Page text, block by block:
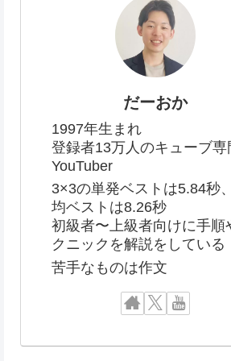
だーおか
1997年生まれ
登録者13万人のキューブ専
YouTuber
3×3の単発ベストは5.84秒
均ベストは8.26秒
初級者〜上級者向けに手順
クニックを解説をしている
苦手なものは作文